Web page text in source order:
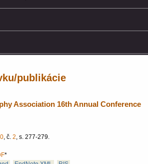
publikácie
Association 16th Annual Conference
, č. 2, s. 277-279.
*